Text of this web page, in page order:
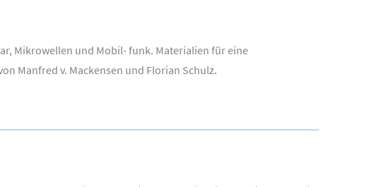
Mikrowellen und Mobil- funk. Materialien für eine
Manfred v. Mackensen und Florian Schulz.